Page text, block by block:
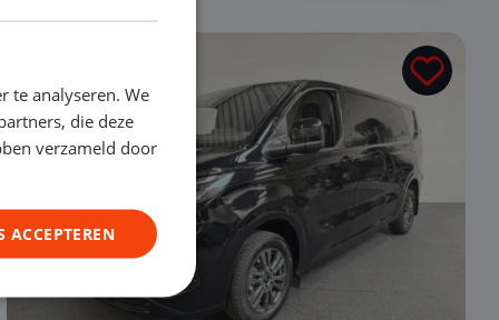
te analyseren. We
die deze
verzameld door
ACCEPTEREN